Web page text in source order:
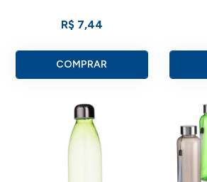
R$ 7,44
COMPRAR